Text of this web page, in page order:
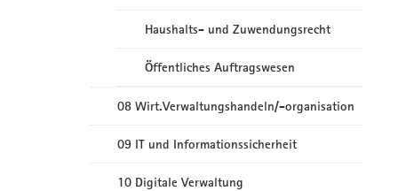
Haushalts- und Zuwendungsrecht
Öffentliches Auftragswesen
08 Wirt.Verwaltungshandeln/-organisation
09 IT und Informationssicherheit
10 Digitale Verwaltung